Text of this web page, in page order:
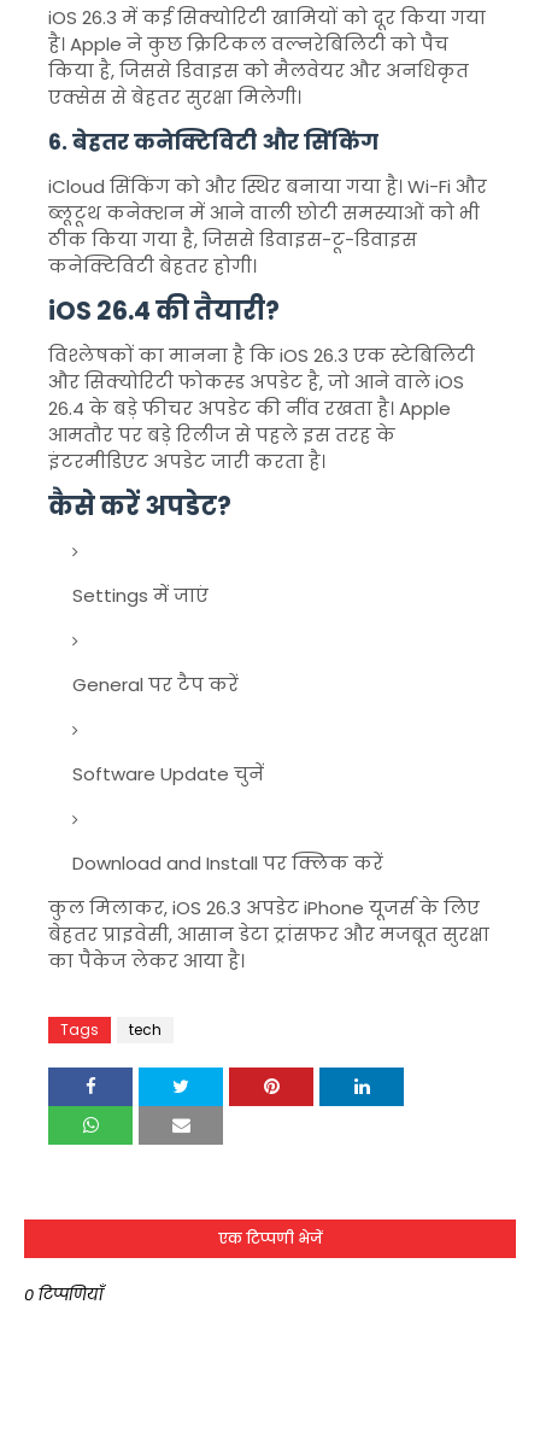
iOS 26.3 में कई सिक्योरिटी खामियों को दूर किया गया
है। Apple ने कुछ क्रिटिकल वल्नरेबिलिटी को पैच
किया है, जिससे डिवाइस को मैलवेयर और अनधिकृत
एक्सेस से बेहतर सुरक्षा मिलेगी।
6. बेहतर कनेक्टिविटी और सिंकिंग
iCloud सिंकिंग को और स्थिर बनाया गया है। Wi-Fi और
ब्लूटूथ कनेक्शन में आने वाली छोटी समस्याओं को भी
ठीक किया गया है, जिससे डिवाइस-टू-डिवाइस
कनेक्टिविटी बेहतर होगी।
iOS 26.4 की तैयारी?
विश्लेषकों का मानना है कि iOS 26.3 एक स्टेबिलिटी
और सिक्योरिटी फोकस्ड अपडेट है, जो आने वाले iOS
26.4 के बड़े फीचर अपडेट की नींव रखता है। Apple
आमतौर पर बड़े रिलीज से पहले इस तरह के
इंटरमीडिएट अपडेट जारी करता है।
कैसे करें अपडेट?
Settings में जाएं
General पर टैप करें
Software Update चुनें
Download and Install पर क्लिक करें
कुल मिलाकर, iOS 26.3 अपडेट iPhone यूजर्स के लिए
बेहतर प्राइवेसी, आसान डेटा ट्रांसफर और मजबूत सुरक्षा
का पैकेज लेकर आया है।
Tags tech
एक टिप्पणी भेजें
0 टिप्पणियाँ